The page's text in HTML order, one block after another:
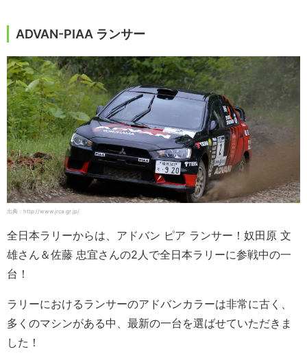
ADVAN-PIAA ランサー
出典：http://www.jrca.gr.jp/
全日本ラリーからは、アドバン ピア ランサー！奴田原 文
雄さん＆佐藤 忠宜さんの2人で全日本ラリーに参戦中の一
台！
ラリーにおけるランサーのアドバンカラーは非常に古く、
多くのマシンがある中、最新の一台を選ばせていただきま
した！